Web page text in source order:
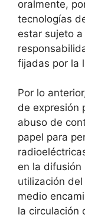
oralmente,
tecnologías
estar sujeto
fijadas por la
Por lo
de expresión
abuso de
papel para
en la difusión
utilización
medio
la circulación